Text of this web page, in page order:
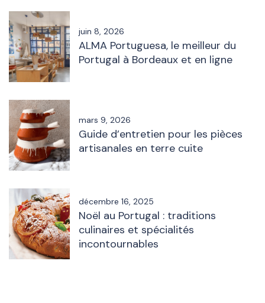
juin 8, 2026
ALMA Portuguesa, le meilleur du
Portugal à Bordeaux et en ligne
mars 9, 2026
Guide d’entretien pour les pièces
artisanales en terre cuite
décembre 16, 2025
Noël au Portugal : traditions
culinaires et spécialités
incontournables